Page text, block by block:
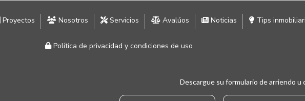
Proyectos Nosotros Servicios Avalúos Noticias Tips
Política de privacidad y condiciones de uso
Descargue su formulario de arriendo